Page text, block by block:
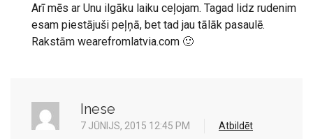
Arī mēs ar Unu ilgāku laiku ceļojam. Tagad lidz rudenim
esam piestājuši peļņā, bet tad jau tālāk pasaulē.
Rakstām wearefromlatvia.com 🙂
Inese
7 JŪNIJS, 2015 12:45 PM Atbildēt